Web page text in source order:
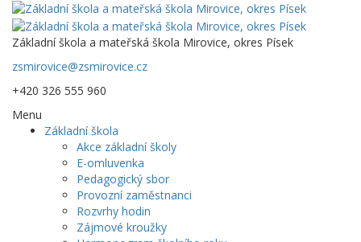
Základní škola a mateřská škola Mirovice, okres Písek
zsmirovice@zsmirovice.cz
+420 326 555 960
Menu
Základní škola
Akce základní školy
E-omluvenka
Pedagogický sbor
Provozní zaměstnanci
Rozvrhy hodin
Zájmové kroužky